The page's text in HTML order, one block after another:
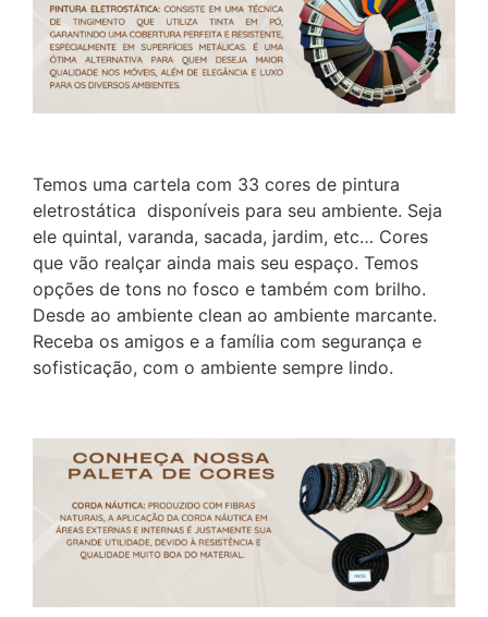
Temos uma cartela com 33 cores de pintura
eletrostática disponíveis para seu ambiente. Seja
ele quintal, varanda, sacada, jardim, etc… Cores
que vão realçar ainda mais seu espaço. Temos
opções de tons no fosco e também com brilho.
Desde ao ambiente clean ao ambiente marcante.
Receba os amigos e a família com segurança e
sofisticação, com o ambiente sempre lindo.